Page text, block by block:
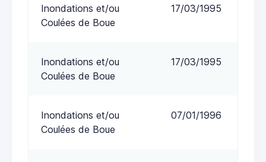
Inondations et/ou
Coulées de Boue
17/03/1995
Inondations et/ou
Coulées de Boue
17/03/1995
Inondations et/ou
Coulées de Boue
07/01/1996